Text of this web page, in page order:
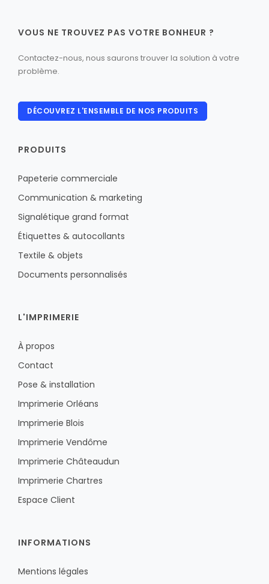
VOUS NE TROUVEZ PAS VOTRE BONHEUR ?
Contactez-nous, nous saurons trouver la solution à votre
problème.
DÉCOUVREZ L'ENSEMBLE DE NOS PRODUITS
PRODUITS
Papeterie commerciale
Communication & marketing
Signalétique grand format
Étiquettes & autocollants
Textile & objets
Documents personnalisés
L'IMPRIMERIE
À propos
Contact
Pose & installation
Imprimerie Orléans
Imprimerie Blois
Imprimerie Vendôme
Imprimerie Châteaudun
Imprimerie Chartres
Espace Client
INFORMATIONS
Mentions légales